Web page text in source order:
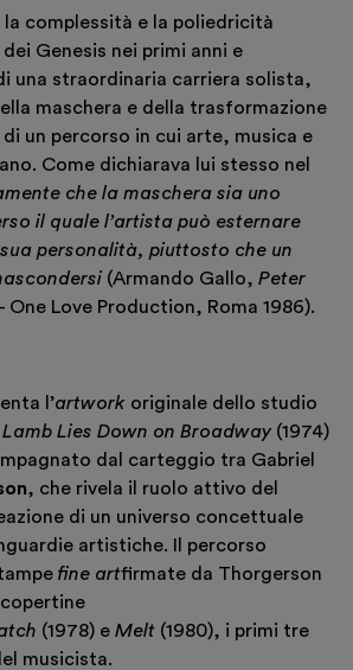
la complessità e la poliedricità
Genesis nei primi anni e
una straordinaria carriera solista,
maschera e della trasformazione
un percorso in cui arte, musica e
Come dichiarava lui stesso nel
che la maschera sia uno
il quale l’artista può esternare
personalità, piuttosto che un
(Armando Gallo,Peter
One Love Production, Roma 1986).
l’artwork originale dello studio
Lamb Lies Down on Broadway (1974)
dal carteggio tra Gabriel
, che rivela il ruolo attivo del
di un universo concettuale
artistiche. Il percorso
fine artfirmate da Thorgerson
(1978) eMelt (1980), i primi tre
musicista.